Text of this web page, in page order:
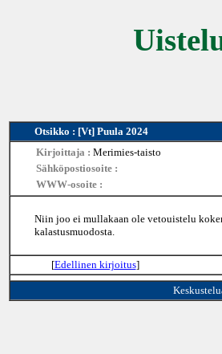
Otsikko : [Vt] Puula 2024
Kirjoittaja : Merimies-taisto
Sähköpostiosoite :
WWW-osoite :
Niin joo ei mullakaan ole vetouistelu
kalastusmuodosta.
[Edellinen kirjoitus]